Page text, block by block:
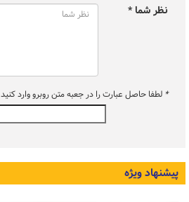
نظر شما *
* لطفا حاصل عبارت را در جعبه متن روبرو وارد کنید
پیشنهاد ویژه